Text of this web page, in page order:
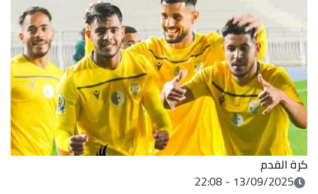
كرة القدم
13/09/2025 - 22:08